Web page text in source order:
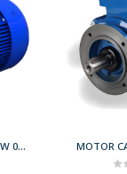
MOTOR CANTONI 0,12KW 0,17CV 1500 B5 T63 230/400 IE2